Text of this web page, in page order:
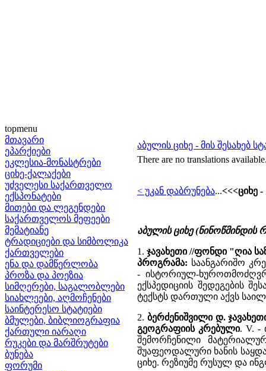
topmenu
მთავარი
ეპარქიები
ეკლესია-მონასტრები
ციხე-ქალაქები
უძველესი საქართველო
ექსპონატები
მითები და ლეგენდები
საქართველოს მეფეები
მემატიანე
ტრადიციები და სიმბოლიკა
ქართველები
ენა და დამწერლობა
პროზა და პოეზია
სიმღერები, საგალობლები
სიახლეები, აღმოჩენები
საინტერესო სტატიები
ბმულები, ბიბლიოგრაფია
ქართული იარაღი
რუკები და მარშრუტები
ბუნება
ფორუმი
აბულის ციხე - მის შესახებ
There are no translations
< უკან დაბრუნება...<<<ციხე
აბულის ციხე (ნინოწმინდის
1. ჯავახეთი //ფონდი "ღია
პროგრამა: საანგარიშო
- ისტორიულ-
ექსპედიციის შედეგების
ტექსტს დართული აქვს
2. ბერძენიშვილი დ.
გეოგრაფიის კრებული. V. -
შემორჩენილი
შუაფეოდალური ხანის
ციხე. რეზიუმე რუსულ და